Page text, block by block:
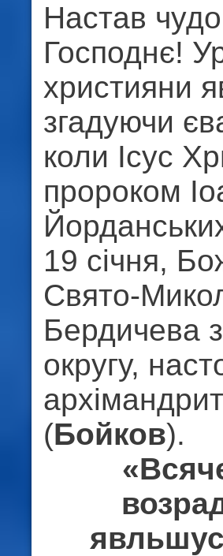
Настав
Господнє!
християни
згадуючи
коли Ісус
пророком
19 січня,
Свято-
Бердичева
округу,
архімандрит
(Бойков).